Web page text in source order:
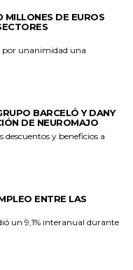
MILLONES DE EUROS
por unanimidad una
BARCELÓ Y DANY
DE NEUROMAJO
y beneficios a
ENTRE LAS
un 9,1% interanual durante